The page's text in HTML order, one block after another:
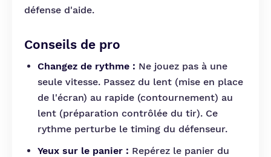
défense d'aide.
Conseils de pro
Changez de rythme : Ne jouez pas à une
seule vitesse. Passez du lent (mise en place
de l'écran) au rapide (contournement) au
lent (préparation contrôlée du tir). Ce
rythme perturbe le timing du défenseur.
Yeux sur le panier : Repérez le panier du